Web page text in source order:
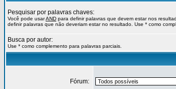
Pesquisar por palavras chaves:
Você pode usarAND para definir palavras que devem estar nos
definir palavras que não deveriam estar no resultado. Use * como
Busca por autor:
Use * como complemento para palavras parciais.
Fórum: